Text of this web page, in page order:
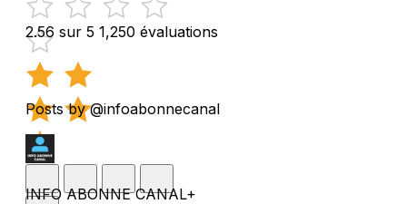
2.56 sur 5 1,250 évaluations
Posts by @infoabonnecanal
INFO ABONNE CANAL+